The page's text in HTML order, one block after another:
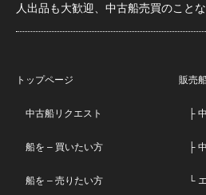
人出品も大歓迎、中古船売買のこと
トップページ
中古船リクエスト
船を – 買いたい方
船を – 売りたい方
販売
├ 中
├ 中
└ エ